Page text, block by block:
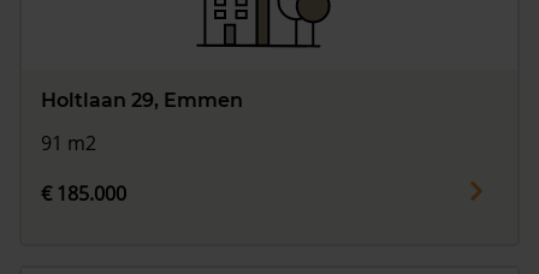
Holtlaan 29, Emmen
91 m2
€ 185.000